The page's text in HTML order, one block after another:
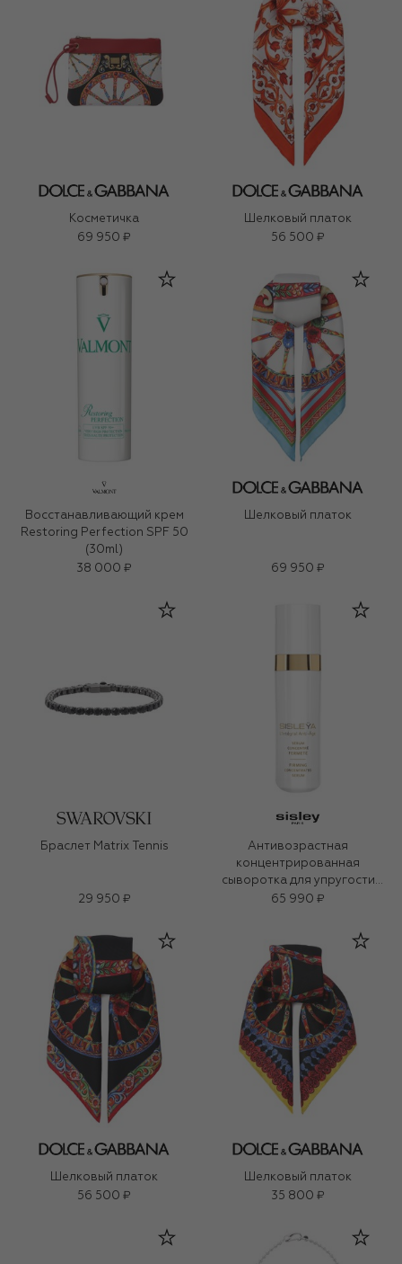
Косметичка
69 950 ₽
Шелковый платок
56 500 ₽
Восстанавливающий крем
Restoring Perfection SPF 50
(30ml)
38 000 ₽
Шелковый платок
69 950 ₽
Браслет Matrix Tennis
29 950 ₽
Антивозрастная
концентрированная
сыворотка для упругости
кожи (30ml)
65 990 ₽
Шелковый платок
56 500 ₽
Шелковый платок
35 800 ₽